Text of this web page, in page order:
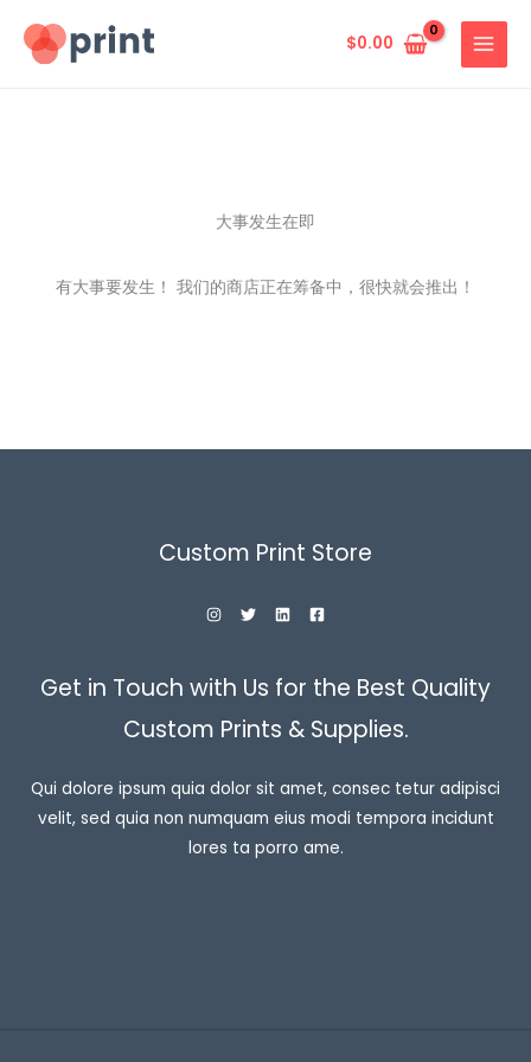
$0.00
大事发生在即
有大事要发生！ 我们的商店正在筹备中，很快就会推出！
Custom Print Store
Get in Touch with Us for the Best Quality
Custom Prints & Supplies.
Qui dolore ipsum quia dolor sit amet, consec tetur adipisci
velit, sed quia non numquam eius modi tempora incidunt
lores ta porro ame.